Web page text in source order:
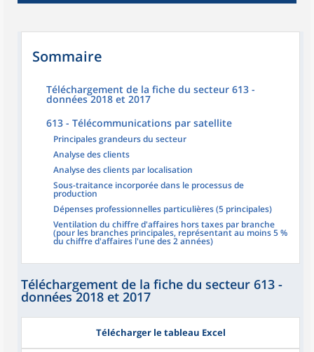
Sommaire
Téléchargement de la fiche du secteur 613 -
données 2018 et 2017
613 - Télécommunications par satellite
Principales grandeurs du secteur
Analyse des clients
Analyse des clients par localisation
Sous-traitance incorporée dans le processus de
production
Dépenses professionnelles particulières (5 principales)
Ventilation du chiffre d'affaires hors taxes par branche
(pour les branches principales, représentant au moins 5 %
du chiffre d'affaires l'une des 2 années)
Téléchargement de la fiche du secteur 613 -
données 2018 et 2017
Télécharger le tableau Excel